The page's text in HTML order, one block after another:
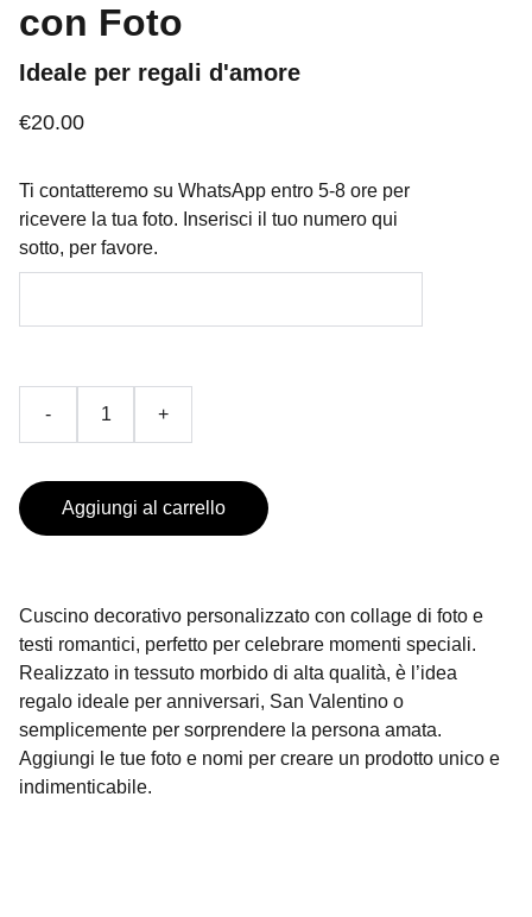
con Foto
Ideale per regali d'amore
€20.00
Ti contatteremo su WhatsApp entro 5-8 ore per
ricevere la tua foto. Inserisci il tuo numero qui
sotto, per favore.
- +
Aggiungi al carrello
Cuscino decorativo personalizzato con collage di foto e
testi romantici, perfetto per celebrare momenti speciali.
Realizzato in tessuto morbido di alta qualità, è l’idea
regalo ideale per anniversari, San Valentino o
semplicemente per sorprendere la persona amata.
Aggiungi le tue foto e nomi per creare un prodotto unico e
indimenticabile.